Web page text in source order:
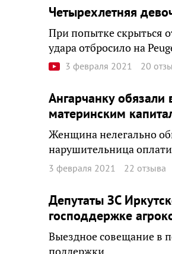
Четырехлетняя
При попытке скрыться
удара отбросило на
3 февраля 2021 20
Ангарчанку
материнским
Женщина нелегально
нарушительница
3 февраля 2021 22 отзыва
Депутаты ЗС
господдержке
Выездное совещание в
поддержки.